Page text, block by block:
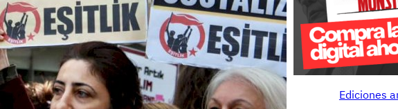
Ediciones